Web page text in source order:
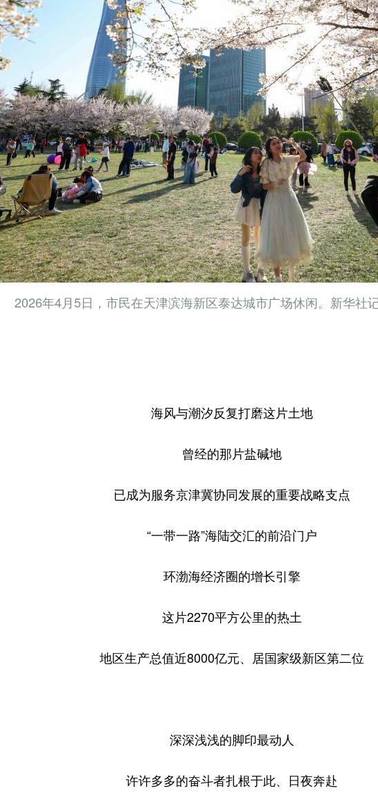
2026年4月5日，市民在天津滨海新区泰达城市广场休闲。新华社
海风与潮汐反复打磨这片土地
曾经的那片盐碱地
已成为服务京津冀协同发展的重要战略支点
“一带一路”海陆交汇的前沿门户
环渤海经济圈的增长引擎
这片2270平方公里的热土
地区生产总值近8000亿元、居国家级新区第二位
深深浅浅的脚印最动人
许许多多的奋斗者扎根于此、日夜奔赴